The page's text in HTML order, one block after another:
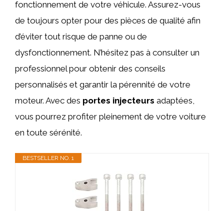
fonctionnement de votre véhicule. Assurez-vous
de toujours opter pour des pièces de qualité afin
d’éviter tout risque de panne ou de
dysfonctionnement. N’hésitez pas à consulter un
professionnel pour obtenir des conseils
personnalisés et garantir la pérennité de votre
moteur. Avec des portes injecteurs adaptées,
vous pourrez profiter pleinement de votre voiture
en toute sérénité.
BESTSELLER NO. 1